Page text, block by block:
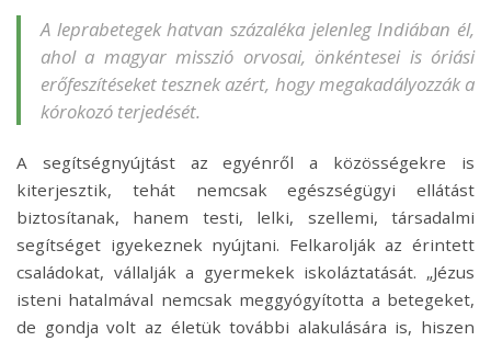
A leprabetegek hatvan százaléka jelenleg Indiában él,
ahol a magyar misszió orvosai, önkéntesei is óriási
erőfeszítéseket tesznek azért, hogy megakadályozzák a
kórokozó terjedését.
A segítségnyújtást az egyénről a közösségekre is
kiterjesztik, tehát nemcsak egészségügyi ellátást
biztosítanak, hanem testi, lelki, szellemi, társadalmi
segítséget igyekeznek nyújtani. Felkarolják az érintett
családokat, vállalják a gyermekek iskoláztatását. „Jézus
isteni hatalmával nemcsak meggyógyította a betegeket,
de gondja volt az életük további alakulására is, hiszen